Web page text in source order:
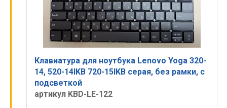
Клавиатура для ноутбука Lenovo Yoga 320-
14, 520-14IKB 720-15IKB серая, без рамки, с
подсветкой
артикул KBD-LE-122